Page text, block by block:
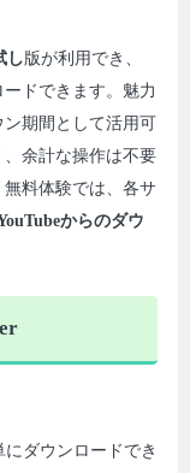
し版が利用でき、
ドできます。魅力
期間として活用可
、余計な操作は不要
料体験では、各サ
からのダウ
ダウンロードでき